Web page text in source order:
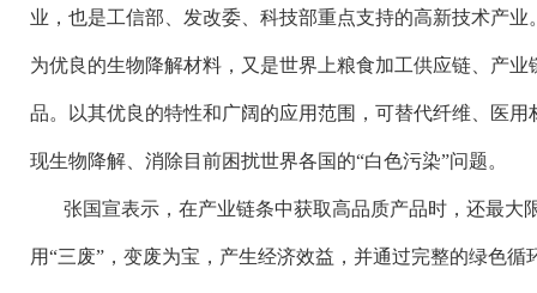
业，也是工信部、发改委、科技部重点支持的高新技术产
为优良的生物降解材料，又是世界上粮食加工供应链、产
品。以其优良的特性和广阔的应用范围，可替代纤维、医
现生物降解、消除目前困扰世界各国的“白色污染”问题。
张国宣表示，在产业链条中获取高品质产品时，还最大
用“三废”，变废为宝，产生经济效益，并通过完整的绿色